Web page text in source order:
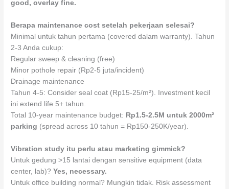
good, overlay fine.
Berapa maintenance cost setelah pekerjaan selesai?
Minimal untuk tahun pertama (covered dalam warranty). Tahun
2-3 Anda cukup:
Regular sweep & cleaning (free)
Minor pothole repair (Rp2-5 juta/incident)
Drainage maintenance
Tahun 4-5: Consider seal coat (Rp15-25/m²). Investment kecil
ini extend life 5+ tahun.
Total 10-year maintenance budget: Rp1.5-2.5M untuk 2000m²
parking (spread across 10 tahun = Rp150-250K/year).
Vibration study itu perlu atau marketing gimmick?
Untuk gedung >15 lantai dengan sensitive equipment (data
center, lab)?Yes, necessary.
Untuk office building normal? Mungkin tidak. Risk assessment